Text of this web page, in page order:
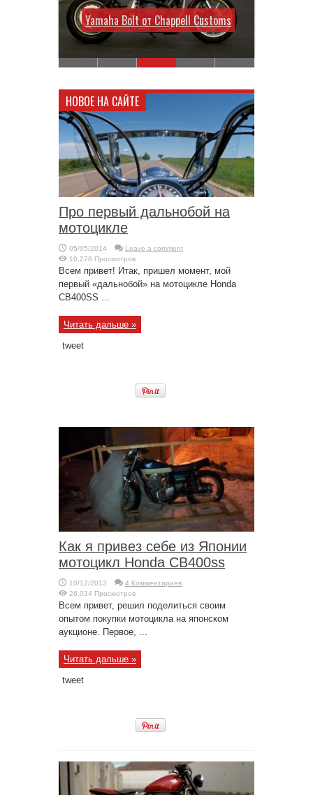
Yamaha Bolt от Chappell Customs
НОВОЕ НА САЙТЕ
Про первый дальнобой на
мотоцикле
05/05/2014
Leave a comment
10,278 Просмотров
Всем привет! Итак, пришел момент, мой
первый «дальнобой» на мотоцикле Honda
CB400SS ...
Читать дальше »
tweet
Как я привез себе из Японии
мотоцикл Honda CB400ss
10/12/2013
4 Комментариев
26,034 Просмотров
Всем привет, решил поделиться своим
опытом покупки мотоцикла на японском
аукционе. Первое, ...
Читать дальше »
tweet